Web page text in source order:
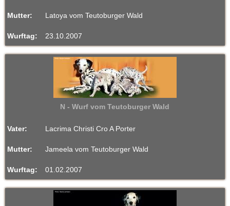
Mutter: Latoya vom Teutoburger Wald
Wurftag: 23.10.2007
N - Wurf vom Teutoburger Wald
Vater: Lacrima Christi Cro A Porter
Mutter: Jameela vom Teutoburger Wald
Wurftag: 01.02.2007